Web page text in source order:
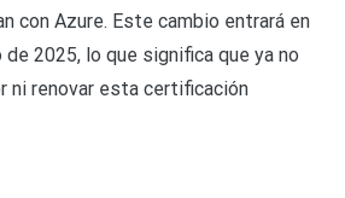
con Azure. Este cambio entrará en
2025, lo que significa que ya no
ni renovar esta certificación